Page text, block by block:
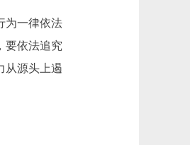
为一律依法
要依法追究
从源头上遏